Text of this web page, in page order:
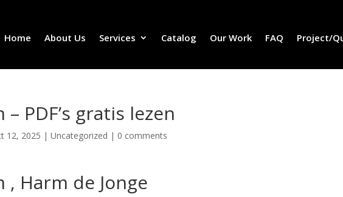
Home About Us Services Catalog Our Work FAQ Project/
PDF’s gratis lezen
12, 2025 |Uncategorized | 0 comments
, Harm de Jonge